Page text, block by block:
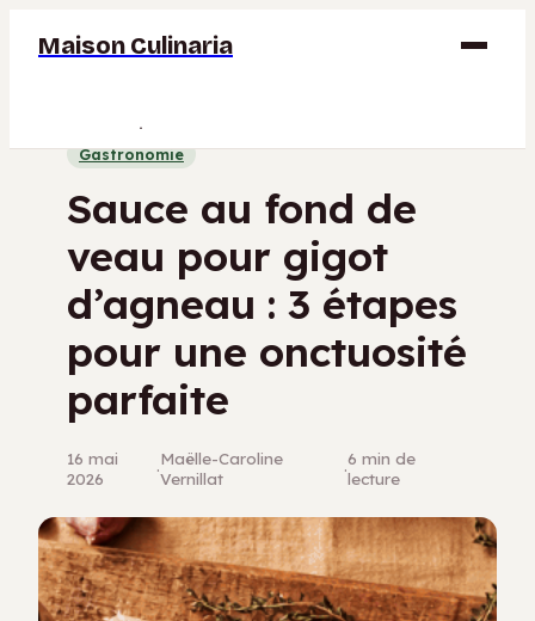
Maison Culinaria
Gastronomie
Gastronomie
Sauce au fond de
veau pour gigot
d’agneau : 3 étapes
pour une onctuosité
parfaite
16 mai
2026
·Maëlle-Caroline
Vernillat
·6 min de
lecture